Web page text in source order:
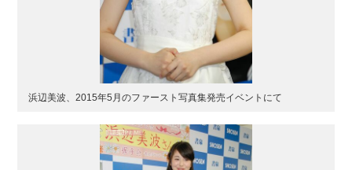
浜辺美波、2015年5月のファースト写真集発売イベントにて